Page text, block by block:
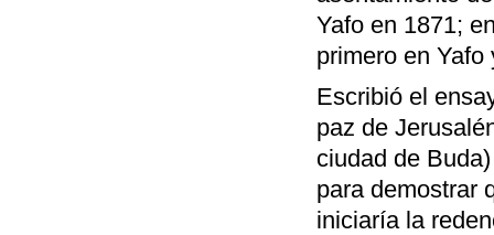
Yafo en 1871;
primero en
Escribió el
paz de
ciudad de
para demostrar
iniciaría la